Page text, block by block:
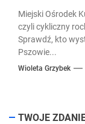
Miejski Ośrodek
czyli cykliczny
Sprawdź, kto
Pszowie...
Wioleta Grzybek
TWOJE